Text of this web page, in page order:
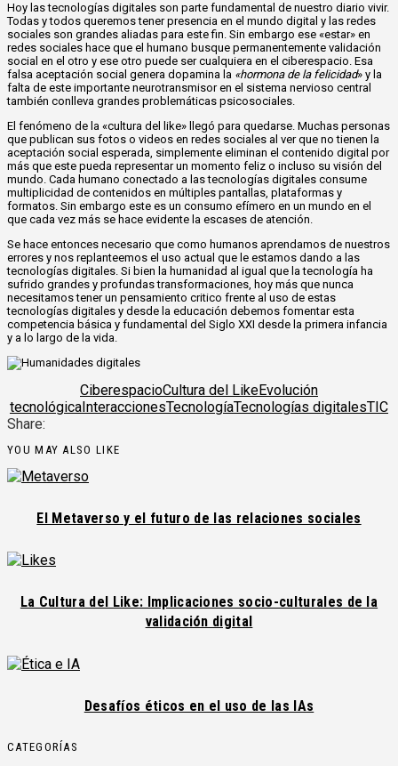
Hoy las tecnologías digitales son parte fundamental de nuestro diario vivir.
Todas y todos queremos tener presencia en el mundo digital y las redes
sociales son grandes aliadas para este fin. Sin embargo ese «estar» en
redes sociales hace que el humano busque permanentemente validación
social en el otro y ese otro puede ser cualquiera en el ciberespacio. Esa
falsa aceptación social genera dopamina la «hormona de la felicidad» y la
falta de este importante neurotransmisor en el sistema nervioso central
también conlleva grandes problemáticas psicosociales.
El fenómeno de la «cultura del like» llegó para quedarse. Muchas personas
que publican sus fotos o videos en redes sociales al ver que no tienen la
aceptación social esperada, simplemente eliminan el contenido digital por
más que este pueda representar un momento feliz o incluso su visión del
mundo. Cada humano conectado a las tecnologías digitales consume
multiplicidad de contenidos en múltiples pantallas, plataformas y
formatos. Sin embargo este es un consumo efímero en un mundo en el
que cada vez más se hace evidente la escases de atención.
Se hace entonces necesario que como humanos aprendamos de nuestros
errores y nos replanteemos el uso actual que le estamos dando a las
tecnologías digitales. Si bien la humanidad al igual que la tecnología ha
sufrido grandes y profundas transformaciones, hoy más que nunca
necesitamos tener un pensamiento critico frente al uso de estas
tecnologías digitales y desde la educación debemos fomentar esta
competencia básica y fundamental del Siglo XXI desde la primera infancia
y a lo largo de la vida.
CiberespacioCultura del LikeEvolución
tecnológica InteraccionesTecnologíaTecnologías digitalesTIC
Share:
YOU MAY ALSO LIKE
El Metaverso y el futuro de las relaciones sociales
La Cultura del Like: Implicaciones socio-culturales de la
validación digital
Desafíos éticos en el uso de las IAs
CATEGORÍAS